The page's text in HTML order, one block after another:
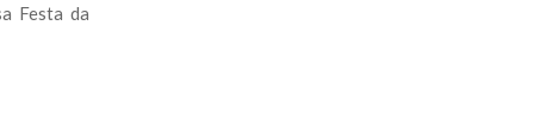
Festa da